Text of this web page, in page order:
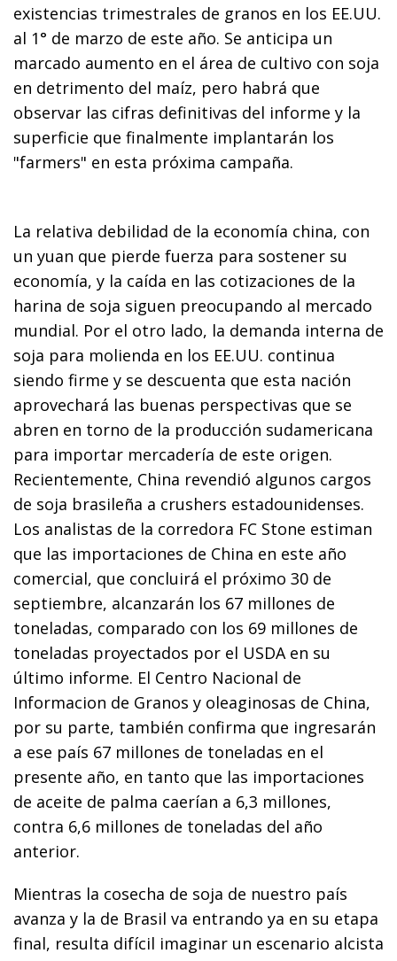
existencias trimestrales de granos en los EE.UU.
al 1° de marzo de este año. Se anticipa un
marcado aumento en el área de cultivo con soja
en detrimento del maíz, pero habrá que
observar las cifras definitivas del informe y la
superficie que finalmente implantarán los
"farmers" en esta próxima campaña.
La relativa debilidad de la economía china, con
un yuan que pierde fuerza para sostener su
economía, y la caída en las cotizaciones de la
harina de soja siguen preocupando al mercado
mundial. Por el otro lado, la demanda interna de
soja para molienda en los EE.UU. continua
siendo firme y se descuenta que esta nación
aprovechará las buenas perspectivas que se
abren en torno de la producción sudamericana
para importar mercadería de este origen.
Recientemente, China revendió algunos cargos
de soja brasileña a crushers estadounidenses.
Los analistas de la corredora FC Stone estiman
que las importaciones de China en este año
comercial, que concluirá el próximo 30 de
septiembre, alcanzarán los 67 millones de
toneladas, comparado con los 69 millones de
toneladas proyectados por el USDA en su
último informe. El Centro Nacional de
Informacion de Granos y oleaginosas de China,
por su parte, también confirma que ingresarán
a ese país 67 millones de toneladas en el
presente año, en tanto que las importaciones
de aceite de palma caerían a 6,3 millones,
contra 6,6 millones de toneladas del año
anterior.
Mientras la cosecha de soja de nuestro país
avanza y la de Brasil va entrando ya en su etapa
final, resulta difícil imaginar un escenario alcista